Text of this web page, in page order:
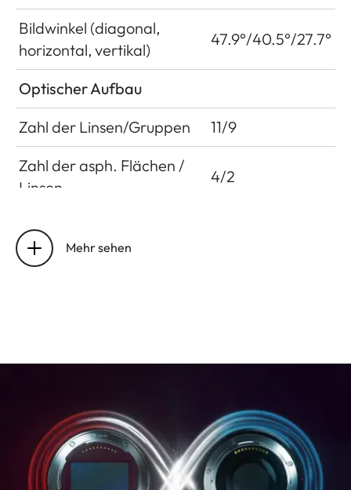
Bildwinkel (diagonal,
horizontal, vertikal)
47.9°/40.5°/27.7°
Optischer Aufbau
Zahl der Linsen/Gruppen
11/9
Zahl der asph. Flächen /
Linsen
4/2
Lage der Eintrittspupille
Arbeitsbereich
Kleinstes Objektfeld
241 x 362 mm
Blende
Einstellung/Funktionsweise
Elektronisch
Mehr sehen